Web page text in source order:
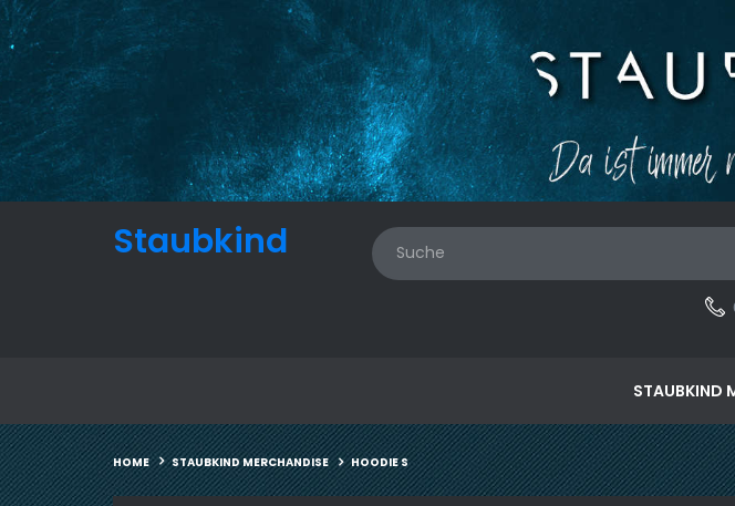
Staubkind
STAUBKIND
STAUBKIND MERCHANDISE HOODIE S